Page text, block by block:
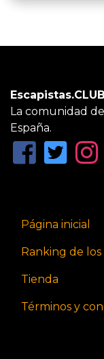
La comunidad
España.
Página inicial
Ranking de los
Tienda
Términos y